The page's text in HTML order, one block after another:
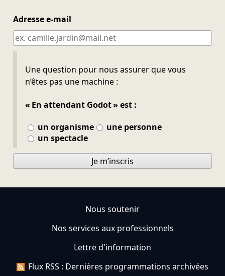
Adresse e-mail
Une question pour nous assurer que vous
n’êtes pas une machine :
« En attendant Godot » est :
un organisme
une personne
un spectacle
Ne pas remplir
Je m’inscris
Nous soutenir
Nos services aux professionnels
Lettre d'information
Flux RSS : Dernières programmations archivées